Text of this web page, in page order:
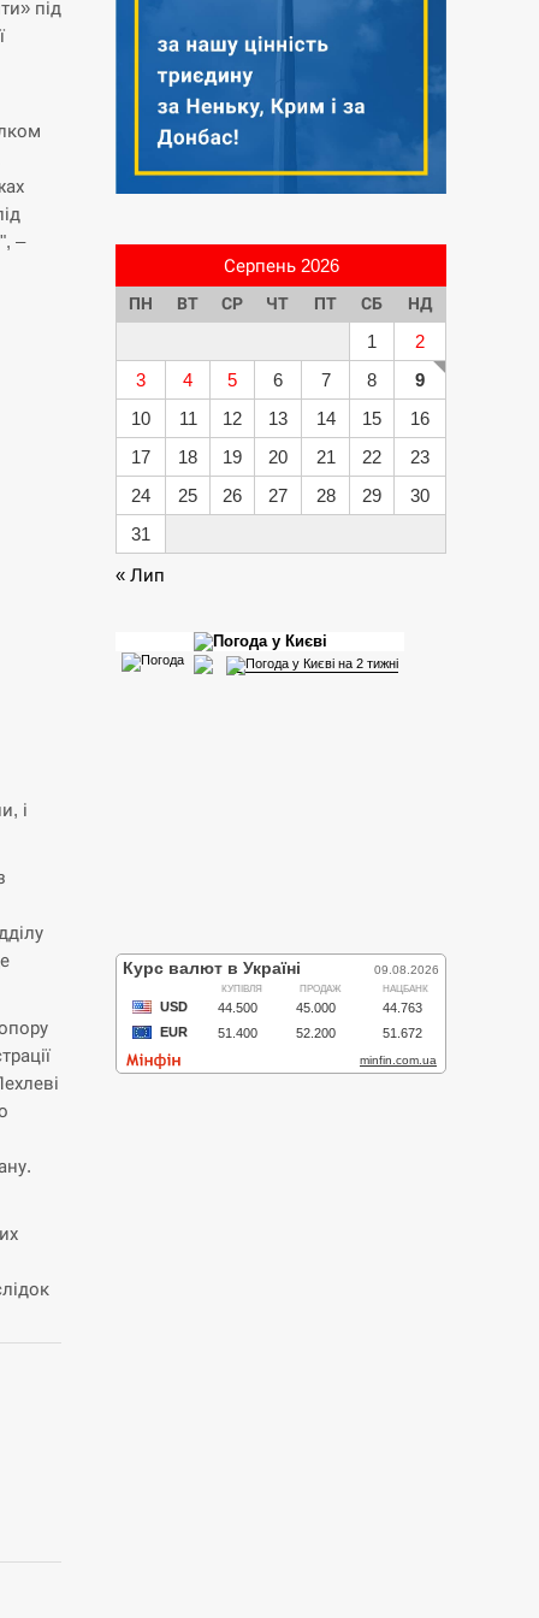
під
–
і
Серпень 2026
ПН ВТ СР ЧТ ПТ СБ НД
1
2
3
4 5 6 7 8
9
10
11 12 13 14 15
16
17
18 19 20 21 22
23
24
25 26 27 28 29
30
31
« Лип